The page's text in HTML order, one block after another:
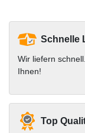
Schnelle
Wir liefern
Ihnen!
Top